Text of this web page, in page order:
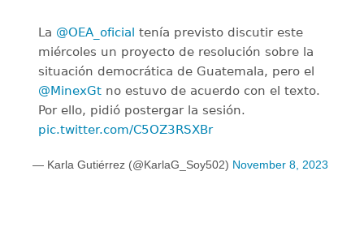
La @OEA_oficial tenía previsto discutir este
miércoles un proyecto de resolución sobre la
situación democrática de Guatemala, pero el
@MinexGt no estuvo de acuerdo con el texto.
Por ello, pidió postergar la sesión.
pic.twitter.com/C5OZ3RSXBr
— Karla Gutiérrez (@KarlaG_Soy502) November 8, 2023